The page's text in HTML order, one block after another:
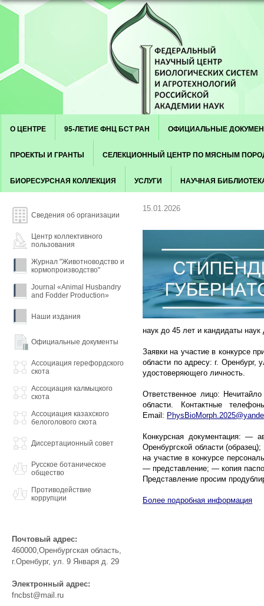
Menu
Skip to content
О ЦЕНТРЕ 95-ЛЕТИЕ ФНЦ БСТ РАН ОФИЦИАЛЬНЫЕ
ПРОЕКТЫ И ГРАНТЫ СЕЛЕКЦИОННЫЙ ЦЕНТР ПО МЯСНЫМ
БИОРЕСУРСНАЯ КОЛЛЕКЦИЯ УСЛУГИ НАУЧНАЯ
Сведения об организации
Центр коллективного
пользования
Журнал "Животноводство и
кормопроизводство"
Journal «Animal Husbandry
and Fodder Production»
Наши издания
Официальные документы
Ассоциация герефордского
скота
Ассоциация калмыцкого
скота
Ассоциация казахского
белоголового скота
Диссертационный совет
Русское ботаническое
общество
Противодействие
коррупции
Почтовый адрес:
460000,Оренбургская область,
г.Оренбург, ул. 9 Января д. 29
Электронный адрес:
fncbst@mail.ru
15.01.2026
наук до 45 лет и кандидаты наук
Заявки на участие в конкурсе
области по адресу: г.
удостоверяющего личность.
Ответственное лицо:
области. Контактные
Email:
Конкурсная документация: —
Оренбургской области
на участие в конкурсе
— представление; — копия
Представление просим
Более подробная информация